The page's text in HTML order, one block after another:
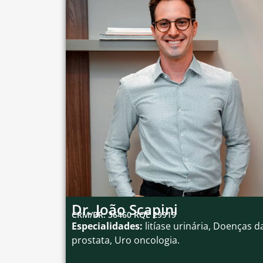
Dr. João Scapini
CRM/PR: 36460 RQE 29919
Especialidades: litíase urinária, Doenças
prostata, Uro oncologia.